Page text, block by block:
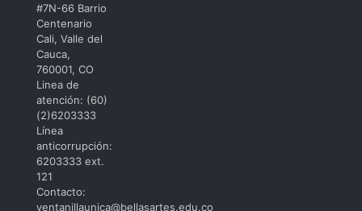
#7N-66 Barrio
Centenario
Cali, Valle del
Cauca,
760001, CO
Linea de
atención: (60)
(2)6203333
Línea
anticorrupción:
6203333 ext.
121
Contacto:
ventanillaunica@bellasartes.edu.co